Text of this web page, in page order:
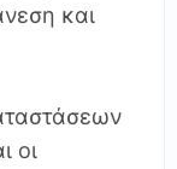
και
οι